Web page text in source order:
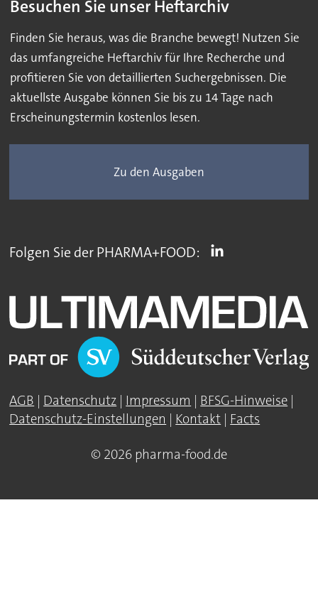
Besuchen Sie unser Heftarchiv
Finden Sie heraus, was die Branche bewegt! Nutzen Sie
das umfangreiche Heftarchiv für Ihre Recherche und
profitieren Sie von detaillierten Suchergebnissen. Die
aktuellste Ausgabe können Sie bis zu 14 Tage nach
Erscheinungstermin kostenlos lesen.
Zu den Ausgaben
Folgen Sie der PHARMA+FOOD:
AGB | Datenschutz | Impressum | BFSG-Hinweise |
Datenschutz-Einstellungen | Kontakt | Facts
© 2026 pharma-food.de